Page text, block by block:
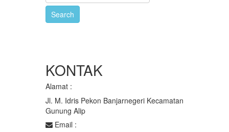
KONTAK
Alamat :
Jl. M. Idris Pekon Banjarnegeri Kecamatan
Gunung Alip
Email :